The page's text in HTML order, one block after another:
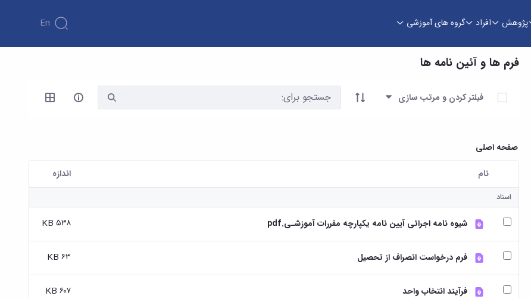
پژوهش افراد گروه های آموزشی En
فرم ها و آئین نامه ها
آیتم ها را انتخاب کنید
فیلتر کردن و مرتب سازی
صفحه اصلی
کاربر انتخاب شده
نام اندازه
اسناد
شیوه نامه اجرائی آیین نامه یکپارچه مقررات آموزشـی.pdf ۵۳۸ KB
فرم درخواست انصراف از تحصیل ۶۳ KB
فرآیند انتخاب واحد ۶۰۷ KB